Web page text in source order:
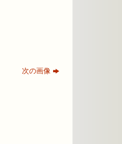
次の画像